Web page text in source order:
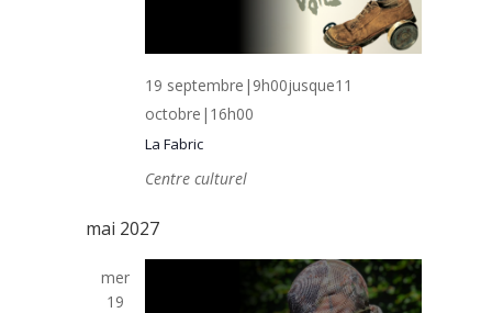
La Fabric
19 septembre|9h00jusque11
octobre|16h00
Centre culturel
mai 2027
mer
19